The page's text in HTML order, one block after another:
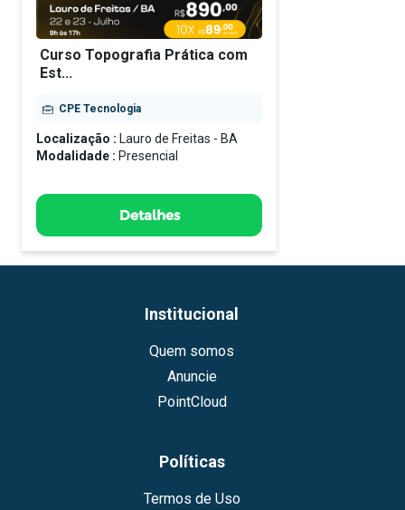
Curso Topografia Prática com
Est...
CPE Tecnologia
Localização : Lauro de Freitas - BA
Modalidade : Presencial
Detalhes
Institucional
Quem somos
Anuncie
PointCloud
Políticas
Termos de Uso